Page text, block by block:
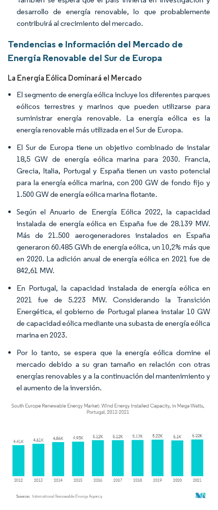
desarrollo de energía renovable, lo que probablemente
contribuirá al crecimiento del mercado.
Tendencias e Información del Mercado de
Energía Renovable del Sur de Europa
La Energía Eólica Dominará el Mercado
El segmento de energía eólica incluye los diferentes parques
eólicos terrestres y marinos que pueden utilizarse para
suministrar energía renovable. La energía eólica es la
energía renovable más utilizada en el Sur de Europa.
El Sur de Europa tiene un objetivo combinado de instalar
18,5 GW de energía eólica marina para 2030. Francia,
Grecia, Italia, Portugal y España tienen un vasto potencial
para la energía eólica marina, con 200 GW de fondo fijo y
1.500 GW de energía eólica marina flotante.
Según el Anuario de Energía Eólica 2022, la capacidad
instalada de energía eólica en España fue de 28.139 MW.
Más de 21.500 aerogeneradores instalados en España
generaron 60.485 GWh de energía eólica, un 10,2% más que
en 2020. La adición anual de energía eólica en 2021 fue de
842,61 MW.
En Portugal, la capacidad instalada de energía eólica en
2021 fue de 5.223 MW. Considerando la Transición
Energética, el gobierno de Portugal planea instalar 10 GW
de capacidad eólica mediante una subasta de energía eólica
marina en 2023.
Por lo tanto, se espera que la energía eólica domine el
mercado debido a su gran tamaño en relación con otras
energías renovables y a la continuación del mantenimiento y
el aumento de la inversión.